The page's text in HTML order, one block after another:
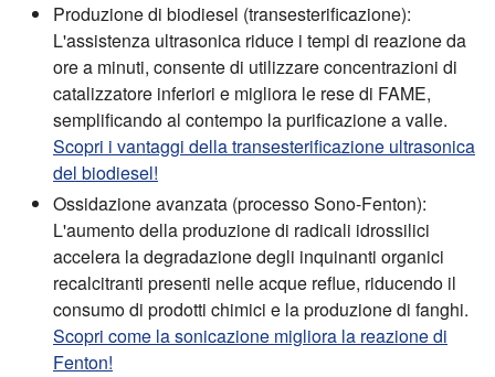
Produzione di biodiesel (transesterificazione):
L'assistenza ultrasonica riduce i tempi di reazione da
ore a minuti, consente di utilizzare concentrazioni di
catalizzatore inferiori e migliora le rese di FAME,
semplificando al contempo la purificazione a valle.
Scopri i vantaggi della transesterificazione ultrasonica
del biodiesel!
Ossidazione avanzata (processo Sono-Fenton):
L'aumento della produzione di radicali idrossilici
accelera la degradazione degli inquinanti organici
recalcitranti presenti nelle acque reflue, riducendo il
consumo di prodotti chimici e la produzione di fanghi.
Scopri come la sonicazione migliora la reazione di
Fenton!